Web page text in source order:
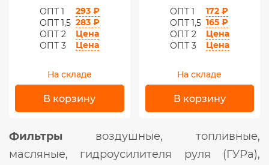
ОПТ 1
293 ₽
ОПТ 1,5 283 ₽
ОПТ 2
Цена
ОПТ 3
Цена
На складе
В корзину
ОПТ 1
172 ₽
ОПТ 1,5 165 ₽
ОПТ 2
Цена
ОПТ 3
Цена
На складе
В корзину
Фильтры воздушные, топливные,
масляные, гидроусилителя руля (ГУРа),